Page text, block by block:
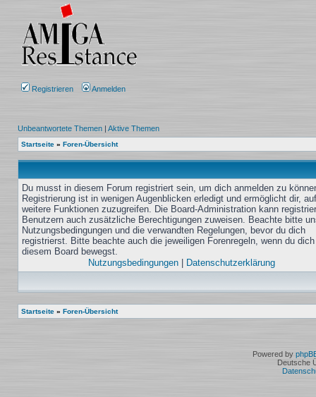
Registrieren Anmelden
Unbeantwortete Themen | Aktive Themen
Startseite » Foren-Übersicht
Du musst in diesem Forum registriert sein, um dich anmelden zu
Registrierung ist in wenigen Augenblicken erledigt und ermöglicht dir, auf
weitere Funktionen zuzugreifen. Die Board-Administration kann
Benutzern auch zusätzliche Berechtigungen zuweisen. Beachte bitte
Nutzungsbedingungen und die verwandten Regelungen, bevor du dich
registrierst. Bitte beachte auch die jeweiligen Forenregeln, wenn du
diesem Board bewegst.
Nutzungsbedingungen
Datenschutzerklärung
Startseite » Foren-Übersicht
Powered by
Deutsche